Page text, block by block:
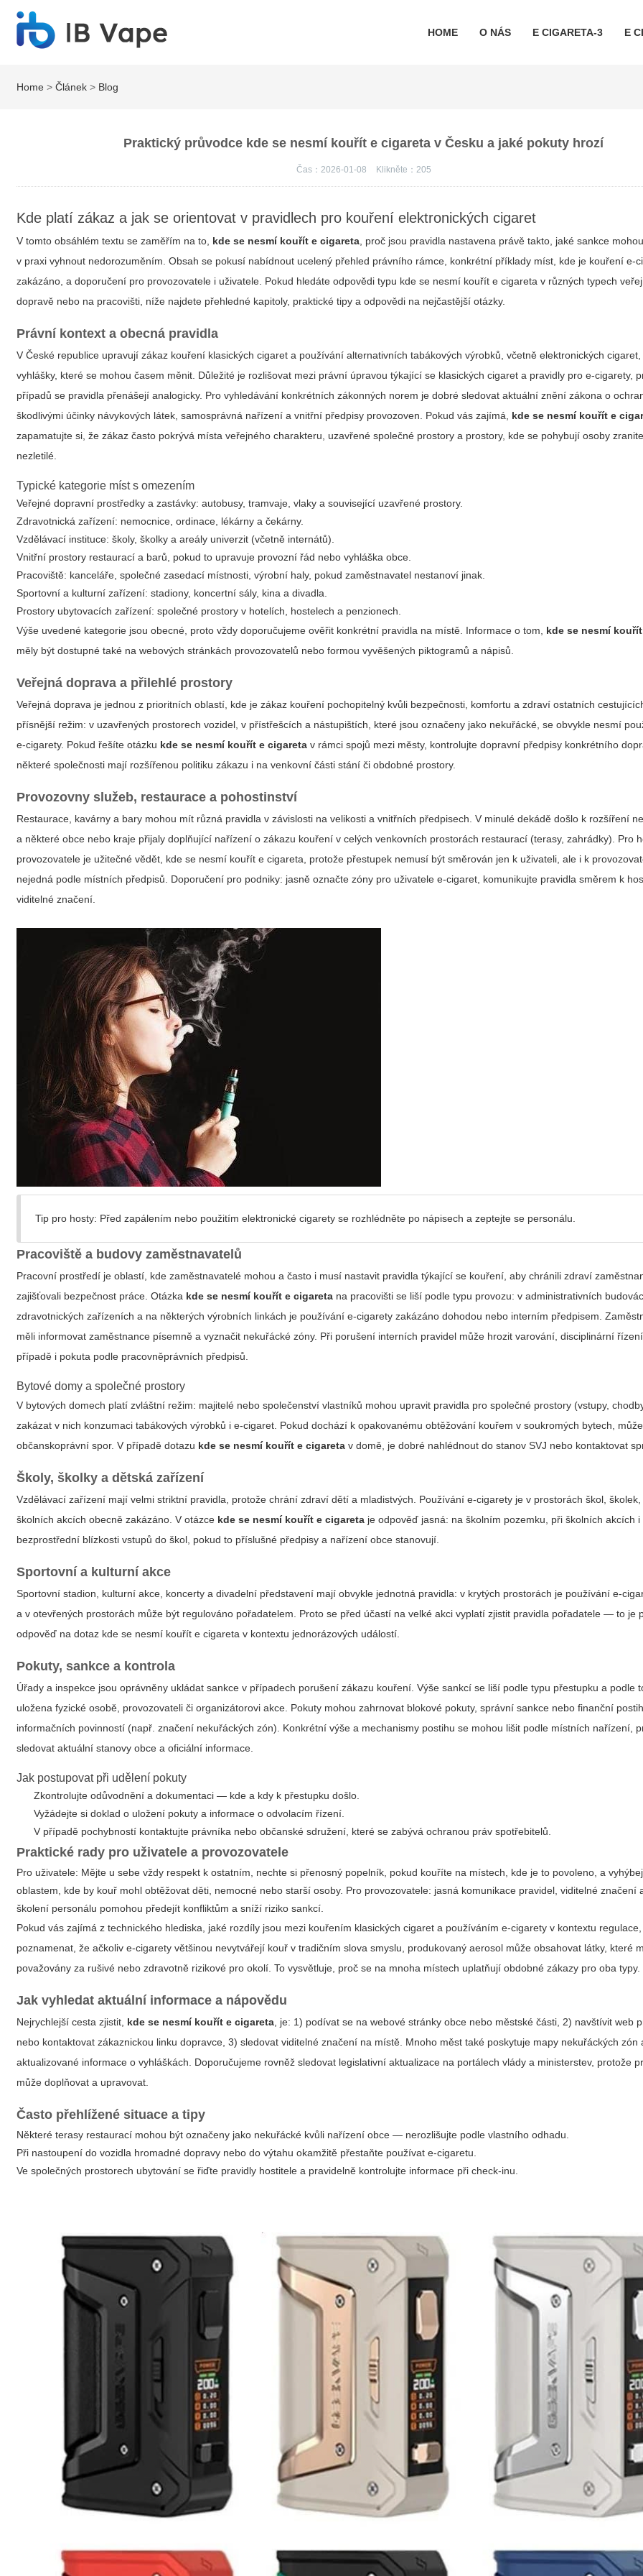
HOME O NÁS E CIGARETA-3 E
Home >Článek > Blog
Praktický průvodce kde se nesmí kouřít e cigareta v Česku a jaké pokuty hrozí
Čas：2026-01-08 Klikněte： 205
Kde platí zákaz a jak se orientovat v pravidlech pro kouření elektronických cigaret
V tomto obsáhlém textu se zaměřím na to, kde se nesmí kouřít e cigareta , proč jsou pravidla nastavena právě takto, jaké sankce
v praxi vyhnout nedorozuměním. Obsah se pokusí nabídnout ucelený přehled právního rámce, konkrétní příklady míst, kde je kouření
zakázáno, a doporučení pro provozovatele i uživatele. Pokud hledáte odpovědi typu kde se nesmí kouřít e cigareta v různých typech
dopravě nebo na pracovišti, níže najdete přehledné kapitoly, praktické tipy a odpovědi na nejčastější otázky.
Právní kontext a obecná pravidla
V České republice upravují zákaz kouření klasických cigaret a používání alternativních tabákových výrobků, včetně elektronických
vyhlášky, které se mohou časem měnit. Důležité je rozlišovat mezi právní úpravou týkající se klasických cigaret a pravidly pro e‑cigarety,
případů se pravidla přenášejí analogicky. Pro vyhledávání konkrétních zákonných norem je dobré sledovat aktuální znění zákona o
škodlivými účinky návykových látek, samosprávná nařízení a vnitřní předpisy provozoven. Pokud vás zajímá, kde se nesmí kouřít e
zapamatujte si, že zákaz často pokrývá místa veřejného charakteru, uzavřené společné prostory a prostory, kde se pohybují osoby
nezletilé.
Typické kategorie míst s omezením
Veřejné dopravní prostředky a zastávky: autobusy, tramvaje, vlaky a související uzavřené prostory.
Zdravotnická zařízení: nemocnice, ordinace, lékárny a čekárny.
Vzdělávací instituce: školy, školky a areály univerzit (včetně internátů).
Vnitřní prostory restaurací a barů, pokud to upravuje provozní řád nebo vyhláška obce.
Pracoviště: kanceláře, společné zasedací místnosti, výrobní haly, pokud zaměstnavatel nestanoví jinak.
Sportovní a kulturní zařízení: stadiony, koncertní sály, kina a divadla.
Prostory ubytovacích zařízení: společné prostory v hotelích, hostelech a penzionech.
Výše uvedené kategorie jsou obecné, proto vždy doporučujeme ověřit konkrétní pravidla na místě. Informace o tom, kde se nesmí
měly být dostupné také na webových stránkách provozovatelů nebo formou vyvěšených piktogramů a nápisů.
Veřejná doprava a přilehlé prostory
Veřejná doprava je jednou z prioritních oblastí, kde je zákaz kouření pochopitelný kvůli bezpečnosti, komfortu a zdraví ostatních
přísnější režim: v uzavřených prostorech vozidel, v přístřešcích a nástupištích, které jsou označeny jako nekuřácké, se obvykle nesmí
e‑cigarety. Pokud řešíte otázku kde se nesmí kouřít e cigareta v rámci spojů mezi městy, kontrolujte dopravní předpisy konkrétního
některé společnosti mají rozšířenou politiku zákazu i na venkovní části stání či obdobné prostory.
Provozovny služeb, restaurace a pohostinství
Restaurace, kavárny a bary mohou mít různá pravidla v závislosti na velikosti a vnitřních předpisech. V minulé dekádě došlo k rozšíření
a některé obce nebo kraje přijaly doplňující nařízení o zákazu kouření v celých venkovních prostorách restaurací (terasy, zahrádky). Pro
provozovatele je užitečné vědět, kde se nesmí kouřít e cigareta , protože přestupek nemusí být směrován jen k uživateli, ale i k
nejedná podle místních předpisů. Doporučení pro podniky: jasně označte zóny pro uživatele e‑cigaret, komunikujte pravidla směrem k
viditelné značení.
Tip pro hosty: Před zapálením nebo použitím elektronické cigarety se rozhlédněte po nápisech a zeptejte se personálu.
Pracoviště a budovy zaměstnavatelů
Pracovní prostředí je oblastí, kde zaměstnavatelé mohou a často i musí nastavit pravidla týkající se kouření, aby chránili zdraví
zajišťovali bezpečnost práce. Otázka kde se nesmí kouřít e cigareta na pracovišti se liší podle typu provozu: v administrativních
zdravotnických zařízeních a na některých výrobních linkách je používání e‑cigarety zakázáno dohodou nebo interním předpisem.
měli informovat zaměstnance písemně a vyznačit nekuřácké zóny. Při porušení interních pravidel může hrozit varování, disciplinární
případě i pokuta podle pracovněprávních předpisů.
Bytové domy a společné prostory
V bytových domech platí zvláštní režim: majitelé nebo společenství vlastníků mohou upravit pravidla pro společné prostory (vstupy,
zakázat v nich konzumaci tabákových výrobků i e‑cigaret. Pokud dochází k opakovanému obtěžování kouřem v soukromých bytech,
občanskoprávní spor. V případě dotazu kde se nesmí kouřít e cigareta v domě, je dobré nahlédnout do stanov SVJ nebo kontaktovat
Školy, školky a dětská zařízení
Vzdělávací zařízení mají velmi striktní pravidla, protože chrání zdraví dětí a mladistvých. Používání e‑cigarety je v prostorách škol,
školních akcích obecně zakázáno. V otázce kde se nesmí kouřít e cigareta je odpověď jasná: na školním pozemku, při školních akcích i
bezprostřední blízkosti vstupů do škol, pokud to příslušné předpisy a nařízení obce stanovují.
Sportovní a kulturní akce
Sportovní stadion, kulturní akce, koncerty a divadelní představení mají obvykle jednotná pravidla: v krytých prostorách je používání
a v otevřených prostorách může být regulováno pořadatelem. Proto se před účastí na velké akci vyplatí zjistit pravidla pořadatele — to je
odpověď na dotaz kde se nesmí kouřít e cigareta v kontextu jednorázových událostí.
Pokuty, sankce a kontrola
Úřady a inspekce jsou oprávněny ukládat sankce v případech porušení zákazu kouření. Výše sankcí se liší podle typu přestupku a podle
uložena fyzické osobě, provozovateli či organizátorovi akce. Pokuty mohou zahrnovat blokové pokuty, správní sankce nebo finanční
informačních povinností (např. značení nekuřáckých zón). Konkrétní výše a mechanismy postihu se mohou lišit podle místních nařízení,
sledovat aktuální stanovy obce a oficiální informace.
Jak postupovat při udělení pokuty
Zkontrolujte odůvodnění a dokumentaci — kde a kdy k přestupku došlo.
Vyžádejte si doklad o uložení pokuty a informace o odvolacím řízení.
V případě pochybností kontaktujte právníka nebo občanské sdružení, které se zabývá ochranou práv spotřebitelů.
Praktické rady pro uživatele a provozovatele
Pro uživatele: Mějte u sebe vždy respekt k ostatním, nechte si přenosný popelník, pokud kouříte na místech, kde je to povoleno, a
oblastem, kde by kouř mohl obtěžovat děti, nemocné nebo starší osoby. Pro provozovatele: jasná komunikace pravidel, viditelné značení
školení personálu pomohou předejít konfliktům a sníží riziko sankcí.
Pokud vás zajímá z technického hlediska, jaké rozdíly jsou mezi kouřením klasických cigaret a používáním e‑cigarety v kontextu
poznamenat, že ačkoliv e‑cigarety většinou nevytvářejí kouř v tradičním slova smyslu, produkovaný aerosol může obsahovat látky, které
považovány za rušivé nebo zdravotně rizikové pro okolí. To vysvětluje, proč se na mnoha místech uplatňují obdobné zákazy pro oba typy.
Jak vyhledat aktuální informace a nápovědu
Nejrychlejší cesta zjistit, kde se nesmí kouřít e cigareta , je: 1) podívat se na webové stránky obce nebo městské části, 2) navštívit web
nebo kontaktovat zákaznickou linku dopravce, 3) sledovat viditelné značení na místě. Mnoho měst také poskytuje mapy nekuřáckých zón
aktualizované informace o vyhláškách. Doporučujeme rovněž sledovat legislativní aktualizace na portálech vlády a ministerstev, protože
může doplňovat a upravovat.
Často přehlížené situace a tipy
Některé terasy restaurací mohou být označeny jako nekuřácké kvůli nařízení obce — nerozlišujte podle vlastního odhadu.
Při nastoupení do vozidla hromadné dopravy nebo do výtahu okamžitě přestaňte používat e‑cigaretu.
Ve společných prostorech ubytování se řiďte pravidly hostitele a pravidelně kontrolujte informace při check‑inu.